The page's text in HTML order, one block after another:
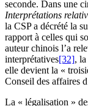
seconde. Dans une
Interprétations
la CSP a décrété la
rapport à celles qui
auteur chinois l’a
interprétatives[32],
elle devient la «
Conseil des affaires
La « légalisation »